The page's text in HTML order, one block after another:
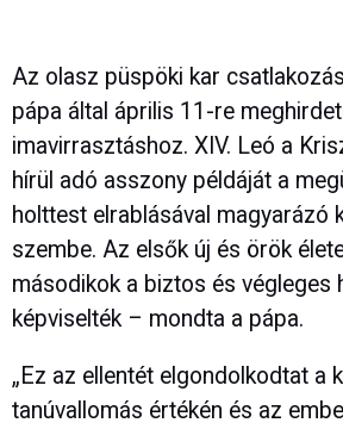
Az olasz püspöki kar
pápa által április 11-re
imavirrasztáshoz. XIV. Leó a
hírül adó asszony példáját a
holttest elrablásával magyarázó
szembe. Az elsők új és örök
másodikok a biztos és végleges
képviselték – mondta a pápa.
„Ez az ellentét elgondolkodtat a
tanúvallomás értékén és az